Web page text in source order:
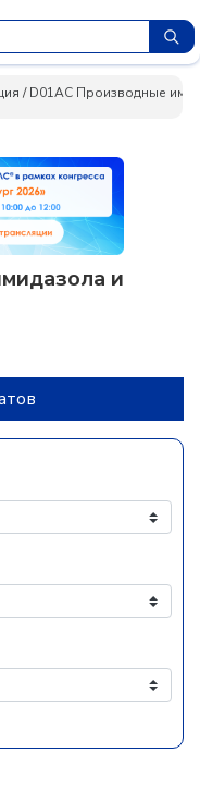
/D01AC Производные
и